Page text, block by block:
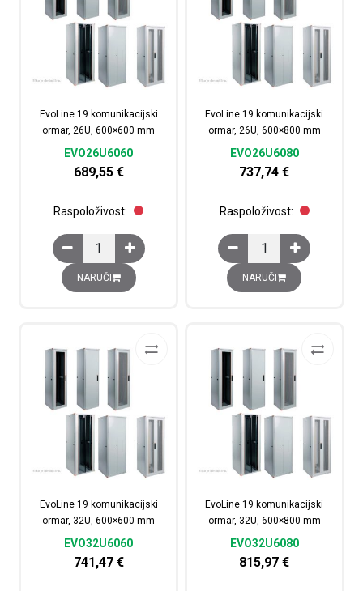
EvoLine 19 komunikacijski
ormar, 26U, 600×600 mm
EVO26U6060
689,55 €
Raspoloživost:
EvoLine 19 komunikacijski ormar, 26U, 600x600 mm
NARUČI
EvoLine 19 komunikacijski
ormar, 26U, 600×800 mm
EVO26U6080
737,74€
Raspoloživost:
EvoLine 19
NARUČI
EvoLine 19 komunikacijski
ormar, 32U, 600×600 mm
EVO32U6060
741,47 €
EvoLine 19 komunikacijski
ormar, 32U, 600×800 mm
EVO32U6080
815,97€